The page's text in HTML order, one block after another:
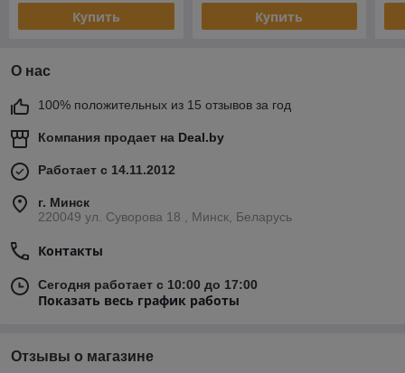
Купить Купить
О нас
100% положительных из 15 отзывов за год
Компания продает на Deal.by
Работает с 14.11.2012
г. Минск
220049 ул. Суворова 18 , Минск, Беларусь
Контакты
Сегодня работает с 10:00 до 17:00
Показать весь график работы
Отзывы о магазине